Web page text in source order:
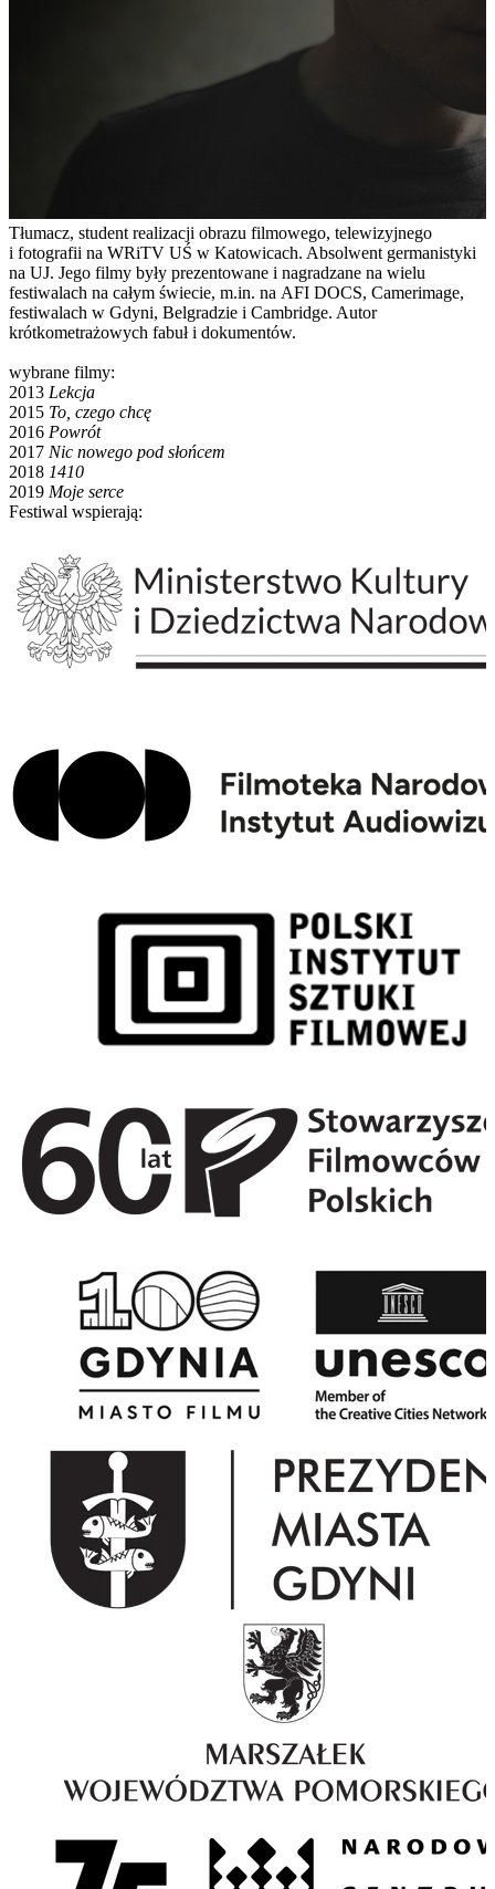
Tłumacz, student realizacji obrazu filmowego, telewizyjnego
i fotografii na WRiTV UŚ w Katowicach. Absolwent germanistyki
na UJ. Jego filmy były prezentowane i nagradzane na wielu
festiwalach na całym świecie, m.in. na AFI DOCS, Camerimage,
festiwalach w Gdyni, Belgradzie i Cambridge. Autor
krótkometrażowych fabuł i dokumentów.
wybrane filmy:
2013 Lekcja
2015 To, czego chcę
2016 Powrót
2017 Nic nowego pod słońcem
2018 1410
2019 Moje serce
Festiwal wspierają: